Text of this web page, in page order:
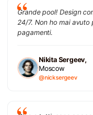
Grande pool! Design
24/7. Non ho mai
pagamenti.
Nikita Sergeev,
Moscow
@nicksergeev